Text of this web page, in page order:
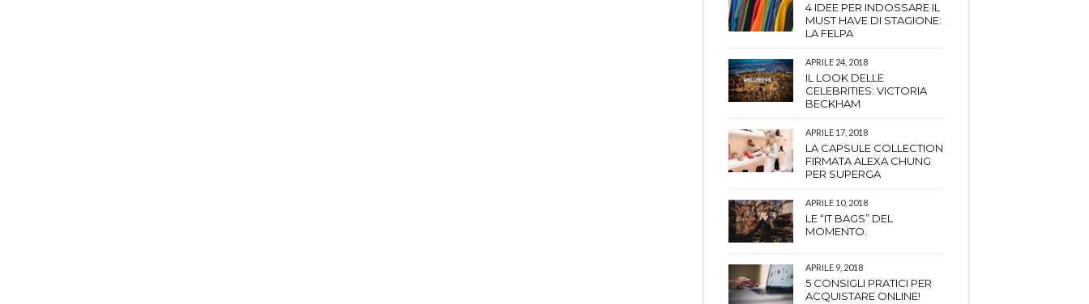
4 IDEE PER INDOSSARE IL
MUST HAVE DI STAGIONE:
LA FELPA
APRILE 24, 2018
IL LOOK DELLE
CELEBRITIES: VICTORIA
BECKHAM
APRILE 17, 2018
LA CAPSULE COLLECTION
FIRMATA ALEXA CHUNG
PER SUPERGA
APRILE 10, 2018
LE “IT BAGS” DEL
MOMENTO.
APRILE 9, 2018
5 CONSIGLI PRATICI PER
ACQUISTARE ONLINE!